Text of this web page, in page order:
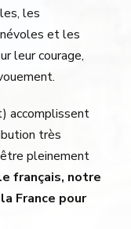
les
et les
leur courage,
accomplissent
très
pleinement
français, notre
France pour